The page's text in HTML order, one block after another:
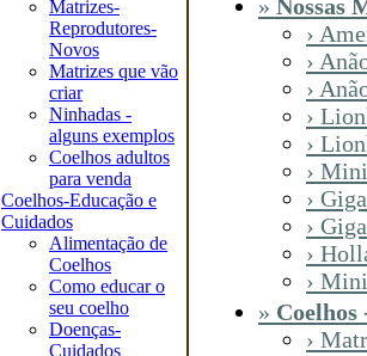
Matrizes-
Reprodutores-
Novos
Matrizes que vão
criar
Ninhadas -
alguns exemplos
Coelhos adultos
para venda
Coelhos-Educação e
Cuidados
Alimentação de
Coelhos
Como educar o
seu coelho
Doenças-
Cuidados
» Nossas
›
›
›
›
›
›
›
›
›
›
» Coelhos
›